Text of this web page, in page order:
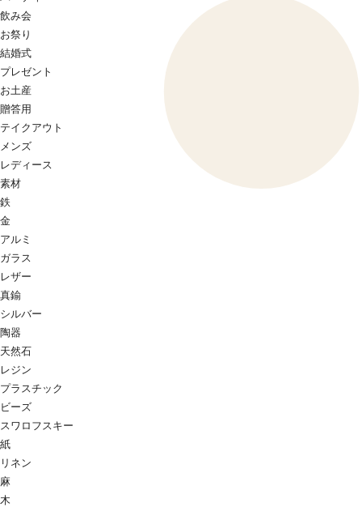
飲み会
お祭り
結婚式
プレゼント
お土産
贈答用
テイクアウト
メンズ
レディース
素材
鉄
金
アルミ
ガラス
レザー
真鍮
シルバー
陶器
天然石
レジン
プラスチック
ビーズ
スワロフスキー
紙
リネン
麻
木